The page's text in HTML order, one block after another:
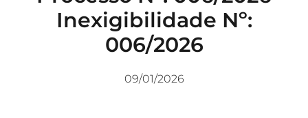
Inexigibilidade Nº:
006/2026
09/01/2026